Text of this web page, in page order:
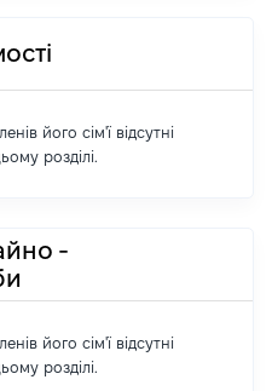
його сім'ї відсутні
розділі.
-
його сім'ї відсутні
розділі.